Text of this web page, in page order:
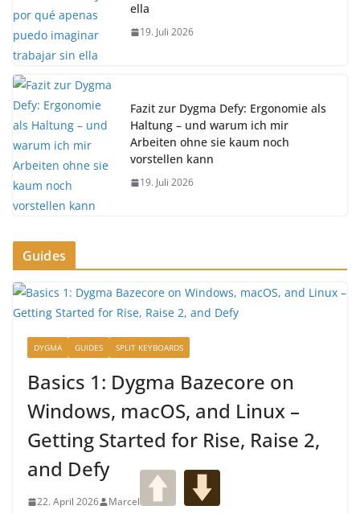
ella
19. Juli 2026
Fazit zur Dygma Defy: Ergonomie als
Haltung – und warum ich mir
Arbeiten ohne sie kaum noch
vorstellen kann
19. Juli 2026
Guides
DYGMA GUIDES SPLIT KEYBOARDS
Basics 1: Dygma Bazecore on
Windows, macOS, and Linux –
Getting Started for Rise, Raise 2,
and Defy
22. April 2026 Marcel